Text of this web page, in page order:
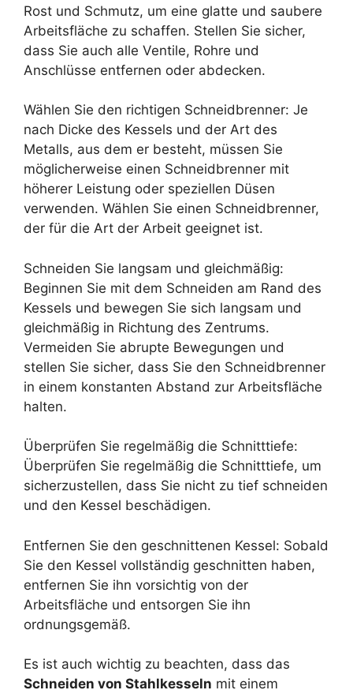
Rost und Schmutz, um eine glatte und saubere
Arbeitsfläche zu schaffen. Stellen Sie sicher,
dass Sie auch alle Ventile, Rohre und
Anschlüsse entfernen oder abdecken.
Wählen Sie den richtigen Schneidbrenner: Je
nach Dicke des Kessels und der Art des
Metalls, aus dem er besteht, müssen Sie
möglicherweise einen Schneidbrenner mit
höherer Leistung oder speziellen Düsen
verwenden. Wählen Sie einen Schneidbrenner,
der für die Art der Arbeit geeignet ist.
Schneiden Sie langsam und gleichmäßig:
Beginnen Sie mit dem Schneiden am Rand des
Kessels und bewegen Sie sich langsam und
gleichmäßig in Richtung des Zentrums.
Vermeiden Sie abrupte Bewegungen und
stellen Sie sicher, dass Sie den Schneidbrenner
in einem konstanten Abstand zur Arbeitsfläche
halten.
Überprüfen Sie regelmäßig die Schnitttiefe:
Überprüfen Sie regelmäßig die Schnitttiefe, um
sicherzustellen, dass Sie nicht zu tief schneiden
und den Kessel beschädigen.
Entfernen Sie den geschnittenen Kessel: Sobald
Sie den Kessel vollständig geschnitten haben,
entfernen Sie ihn vorsichtig von der
Arbeitsfläche und entsorgen Sie ihn
ordnungsgemäß.
Es ist auch wichtig zu beachten, dass das
Schneiden von Stahlkesseln mit einem